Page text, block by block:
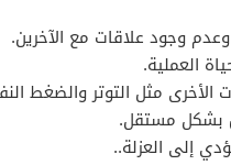
وجود علاقات مع الآخرين.
العملية.
الأخرى مثل التوتر والضغط
بشكل مستقل.
إلى العزلة..